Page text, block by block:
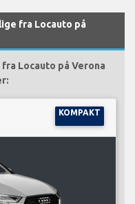
fra Locauto på
Locauto på Verona
KOMPAKT